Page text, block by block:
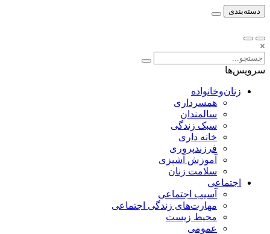
دسته‌بندی
×
سرویس‌ها
زنان‌وخانواده
همسرداری
سالمندان
سبک زندگی
خانه داری
فرزندپروری
آموزش آشپزی
سلامت زنان
اجتماعی
آسیب اجتماعی
مهارت‌های زندگی اجتماعی
محیط زیست
عمومی